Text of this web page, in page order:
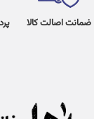
ضمانت اصالت کالا